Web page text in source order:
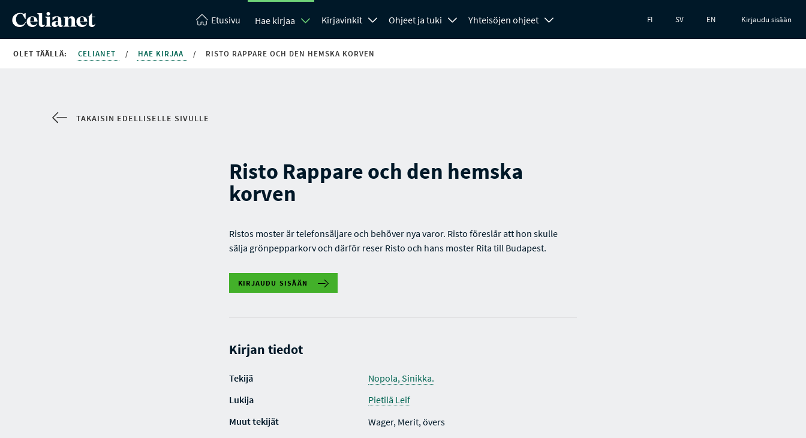
Etusivu Hae kirjaa Kirjavinkit Ohjeet ja tuki Yhteisöjen ohjeet FI SV EN Kirjaudu sisään
OLET TÄÄLLÄ: CELIANET / HAE KIRJAA / RISTO RAPPARE OCH DEN HEMSKA KORVEN
TAKAISIN EDELLISELLE SIVULLE
Risto Rappare och den hemska
korven
Ristos moster är telefonsäljare och behöver nya varor. Risto föreslår att hon skulle
sälja grönpepparkorv och därför reser Risto och hans moster Rita till Budapest.
KIRJAUDU SISÄÄN
Kirjan tiedot
Tekijä
Nopola, Sinikka.
Lukija
Pietilä Leif
Muut tekijät
Wager, Merit, övers